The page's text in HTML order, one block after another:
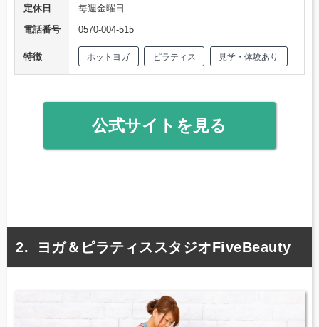
定休日
毎週金曜日
電話番号
0570-004-515
特徴 ホットヨガ ピラティス 見学・体験あり
公式サイトを見る
ヨガ＆ピラティススタジオFiveBeauty